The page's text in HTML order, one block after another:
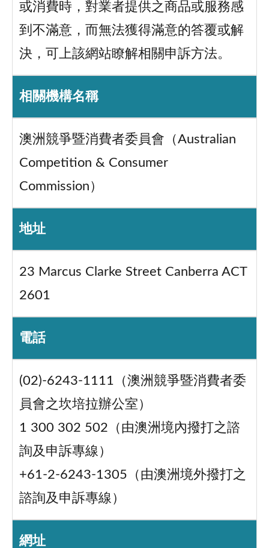
或消費時，對業者提供之商品或服務感
到不滿意，而無法獲得滿意的答覆或解
決，可上該網站瞭解相關申訴方法。
相關機構名稱
澳洲競爭暨消費者委員會（Australian
Competition & Consumer
Commission）
地址
23 Marcus Clarke Street Canberra ACT
2601
電話
(02)-6243-1111（澳洲競爭暨消費者委
員會之坎培拉辦公室）
1 300 302 502（由澳洲境內撥打之諮
詢及申訴專線）
+61-2-6243-1305（由澳洲境外撥打之
諮詢及申訴專線）
網址